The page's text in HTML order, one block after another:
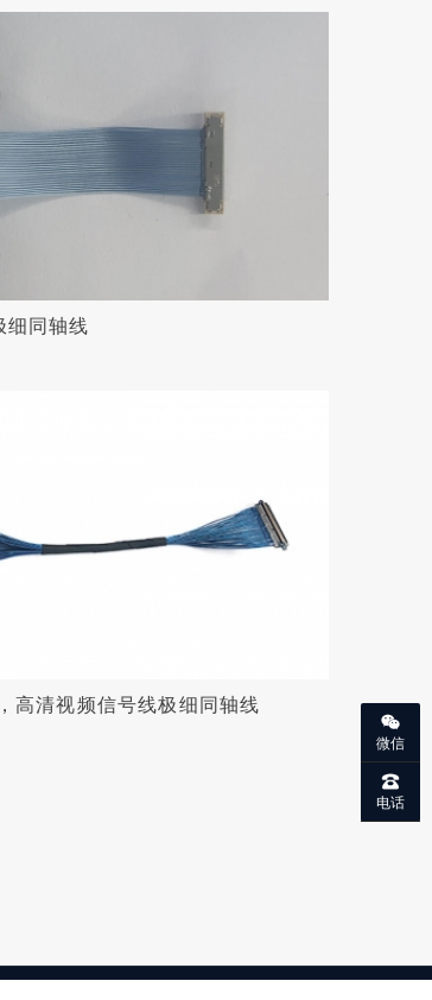
细同轴线
高清视频信号线极细同轴线
微信
电话